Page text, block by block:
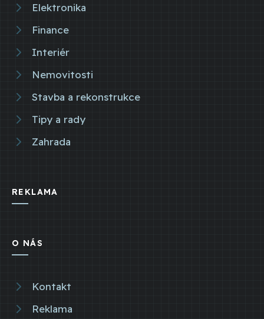
Elektronika
Finance
Interiér
Nemovitosti
Stavba a rekonstrukce
Tipy a rady
Zahrada
REKLAMA
O NÁS
Kontakt
Reklama